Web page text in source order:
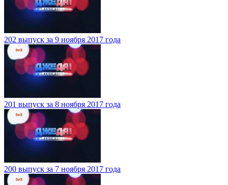
202 выпуск за 9 ноября 2017 года
201 выпуск за 8 ноября 2017 года
200 выпуск за 7 ноября 2017 года